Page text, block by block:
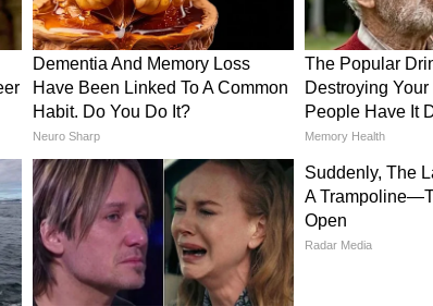
को कमाल का लुक देगी। ये
डिटेलिंग की बात करें तो
हल्के होने के साथ मजबूत भी